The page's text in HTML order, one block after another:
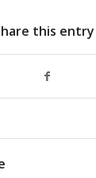
this entry